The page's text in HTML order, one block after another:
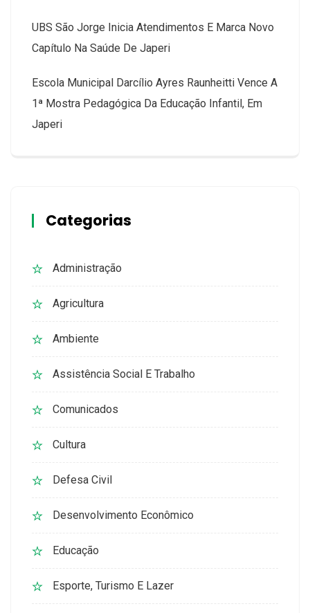
UBS São Jorge Inicia Atendimentos E Marca Novo
Capítulo Na Saúde De Japeri
Escola Municipal Darcílio Ayres Raunheitti Vence A
1ª Mostra Pedagógica Da Educação Infantil, Em
Japeri
Categorias
Administração
Agricultura
Ambiente
Assistência Social E Trabalho
Comunicados
Cultura
Defesa Civil
Desenvolvimento Econômico
Educação
Esporte, Turismo E Lazer